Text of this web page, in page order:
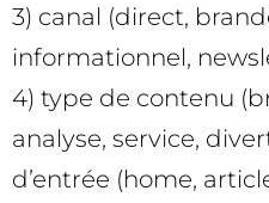
3) canal (direct,
informationnel,
4) type de contenu
analyse, service,
d’entrée (home,